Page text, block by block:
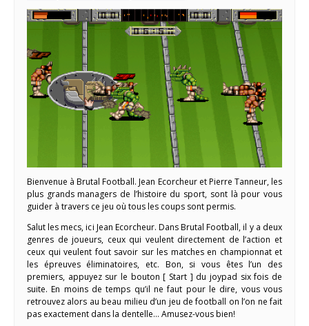
Bienvenue à Brutal Football. Jean Ecorcheur et Pierre Tanneur, les
plus grands managers de l’histoire du sport, sont là pour vous
guider à travers ce jeu où tous les coups sont permis.
Salut les mecs, ici Jean Ecorcheur. Dans Brutal Football, il y a deux
genres de joueurs, ceux qui veulent directement de l’action et
ceux qui veulent fout savoir sur les matches en championnat et
les épreuves éliminatoires, etc. Bon, si vous êtes l’un des
premiers, appuyez sur le bouton [ Start ] du joypad six fois de
suite. En moins de temps qu’il ne faut pour le dire, vous vous
retrouvez alors au beau milieu d’un jeu de football on l’on ne fait
pas exactement dans la dentelle… Amusez-vous bien!